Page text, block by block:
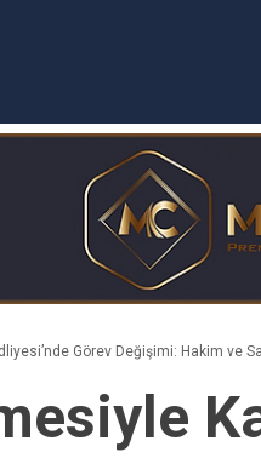
Görev Değişimi: Hakim ve